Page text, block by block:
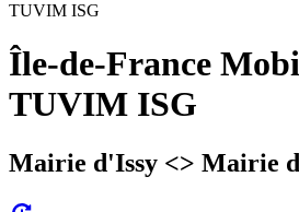
TUVIM ISG
Île-de-France
TUVIM ISG
Mairie d'Issy <> Mairie